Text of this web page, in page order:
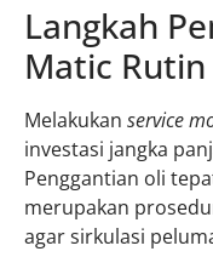
Langkah
Matic Rutin
Melakukan service
investasi jangka
Penggantian oli
merupakan
agar sirkulasi